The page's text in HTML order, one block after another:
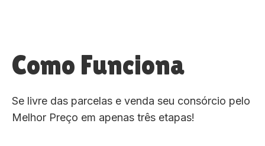
Como Funciona
Se livre das parcelas e venda seu consórcio pelo
Melhor Preço em apenas três etapas!